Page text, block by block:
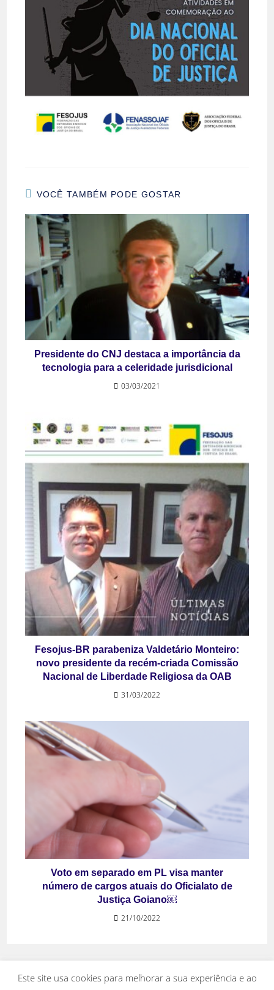
VOCÊ TAMBÉM PODE GOSTAR
Presidente do CNJ destaca a importância da
tecnologia para a celeridade jurisdicional
03/03/2021
Fesojus-BR parabeniza Valdetário Monteiro:
novo presidente da recém-criada Comissão
Nacional de Liberdade Religiosa da OAB
31/03/2022
Voto em separado em PL visa manter
número de cargos atuais do Oficialato de
Justiça Goiano￼
21/10/2022
Este site usa cookies para melhorar a sua experiência e ao